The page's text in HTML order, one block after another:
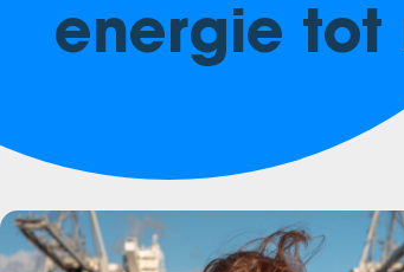
energie